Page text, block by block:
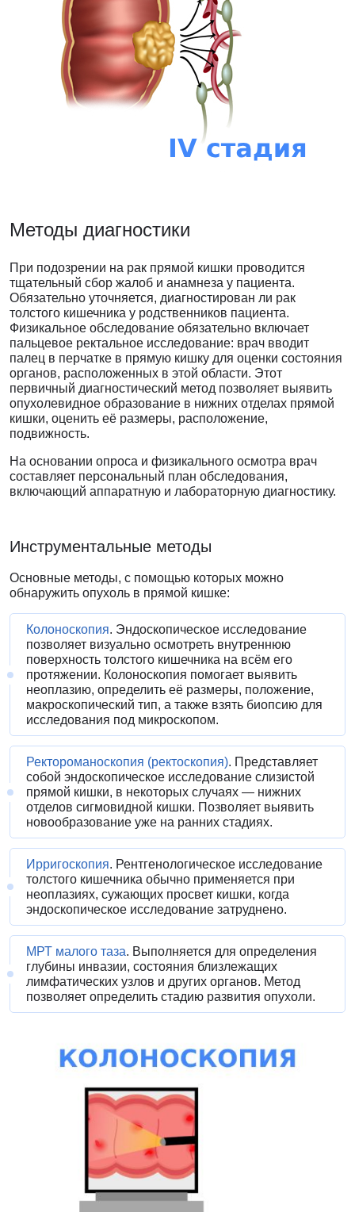
Методы диагностики
При подозрении на рак прямой кишки проводится
тщательный сбор жалоб и анамнеза у пациента.
Обязательно уточняется, диагностирован ли рак
толстого кишечника у родственников пациента.
Физикальное обследование обязательно включает
пальцевое ректальное исследование: врач вводит
палец в перчатке в прямую кишку для оценки состояния
органов, расположенных в этой области. Этот
первичный диагностический метод позволяет выявить
опухолевидное образование в нижних отделах прямой
кишки, оценить её размеры, расположение,
подвижность.
На основании опроса и физикального осмотра врач
составляет персональный план обследования,
включающий аппаратную и лабораторную диагностику.
Инструментальные методы
Основные методы, с помощью которых можно
обнаружить опухоль в прямой кишке:
Колоноскопия. Эндоскопическое исследование
позволяет визуально осмотреть внутреннюю
поверхность толстого кишечника на всём его
протяжении. Колоноскопия помогает выявить
неоплазию, определить её размеры, положение,
макроскопический тип, а также взять биопсию для
исследования под микроскопом.
Ректороманоскопия (ректоскопия). Представляет
собой эндоскопическое исследование слизистой
прямой кишки, в некоторых случаях — нижних
отделов сигмовидной кишки. Позволяет выявить
новообразование уже на ранних стадиях.
Ирригоскопия. Рентгенологическое исследование
толстого кишечника обычно применяется при
неоплазиях, сужающих просвет кишки, когда
эндоскопическое исследование затруднено.
МРТ малого таза. Выполняется для определения
глубины инвазии, состояния близлежащих
лимфатических узлов и других органов. Метод
позволяет определить стадию развития опухоли.